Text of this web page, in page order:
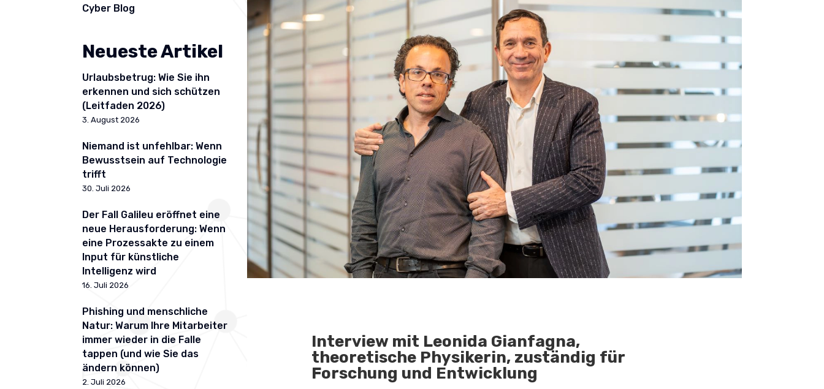
Cyber Blog
Neueste Artikel
Urlaubsbetrug: Wie Sie ihn
erkennen und sich schützen
(Leitfaden 2026)
3. August 2026
Niemand ist unfehlbar: Wenn
Bewusstsein auf Technologie
trifft
30. Juli 2026
Der Fall Galileu eröffnet eine
neue Herausforderung: Wenn
eine Prozessakte zu einem
Input für künstliche
Intelligenz wird
16. Juli 2026
Phishing und menschliche
Natur: Warum Ihre Mitarbeiter
immer wieder in die Falle
tappen (und wie Sie das
ändern können)
2. Juli 2026
Interview mit Leonida Gianfagna,
theoretische Physikerin, zuständig für
Forschung und Entwicklung